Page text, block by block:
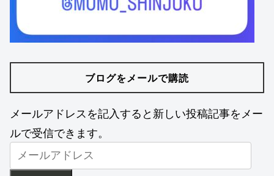
ブログをメールで購読
メールアドレスを記入すると新しい投稿記事をメー
ルで受信できます。